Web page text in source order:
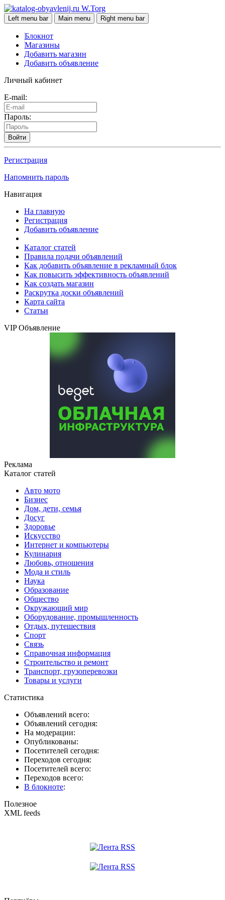
W.Torg
Left menu bar Main menu Right menu bar
Блокнот
Магазины
Добавить магазин
Добавить объявление
Личный кабинет
E-mail:
Пароль:
Войти
Регистрация
Напомнить пароль
Навигация
На главную
Регистрация
Добавить объявление
Каталог статей
Правила подачи объявлений
Как добавить объявление в рекламный блок
Как повысить эффективность объявлений
Как создать магазин
Раскрутка доски объявлений
Карта сайта
Статьи
VIP Объявление
Реклама
Каталог статей
Авто мото
Бизнес
Дом, дети, семья
Досуг
Здоровье
Искусство
Интернет и компьютеры
Кулинария
Любовь, отношения
Мода и стиль
Наука
Образование
Общество
Окружающий мир
Оборудование, промышленность
Отдых, путешествия
Спорт
Связь
Справочная информация
Строительство и ремонт
Транспорт, грузоперевозки
Товары и услуги
Статистика
Объявлений всего:
Объявлений сегодня:
На модерации:
Опубликованы:
Посетителей сегодня:
Переходов сегодня:
Посетителей всего:
Переходов всего:
В блокноте:
Полезное
XML feeds